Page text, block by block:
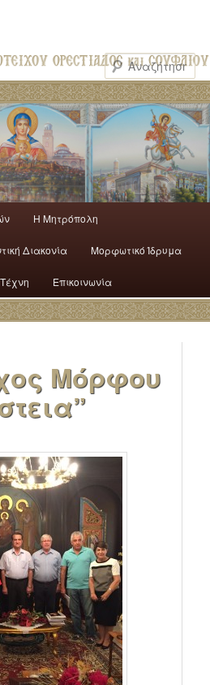
H Mητρόπολη
Διακονία Μορφωτικό Ίδρυμα
Επικοινωνία
Μόρφου